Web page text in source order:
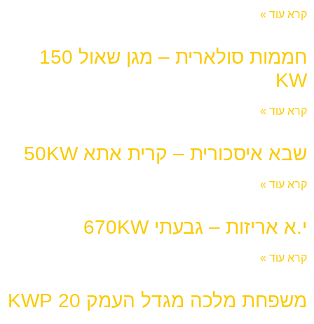
קרא עוד »
חממות סולארית – מגן שאול 150
KW
קרא עוד »
שבא איסכורית – קרית אתא 50KW
קרא עוד »
י.א אריזות – גבעתי 670KW
קרא עוד »
משפחת מלכה מגדל העמק 20 KWP